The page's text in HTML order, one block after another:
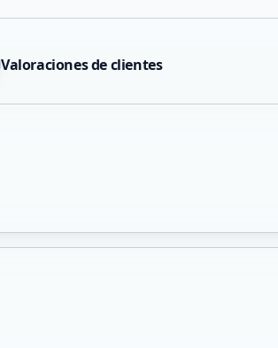
Valoraciones de clientes